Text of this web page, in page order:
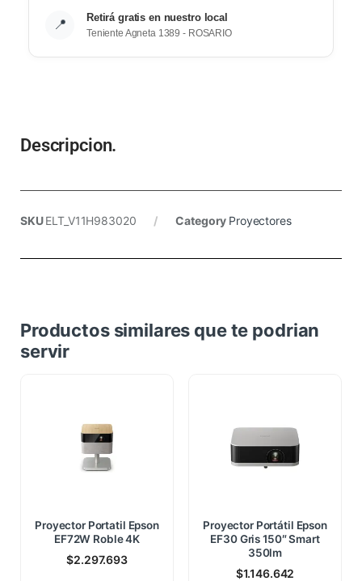
📍 Retirá gratis en nuestro local
Teniente Agneta 1389 - ROSARIO
Descripcion.
SKUELT_V11H983020 Category Proyectores
Productos similares que te podrian
servir
Proyector Portatil Epson
EF72W Roble 4K
$2.297.693
Proyector Portátil Epson
EF30 Gris 150″ Smart
350lm
$1.146.642